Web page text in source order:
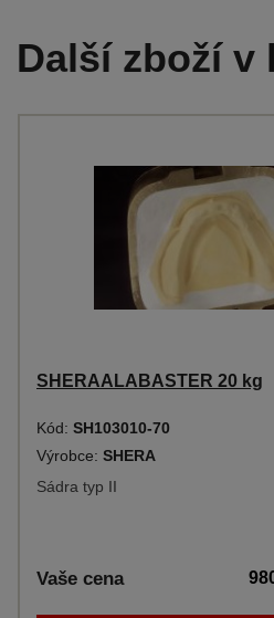
Další zboží v
SHERAALABASTER 20 kg
Kód: SH103010-70
Výrobce: SHERA
Sádra typ II
Vaše cena